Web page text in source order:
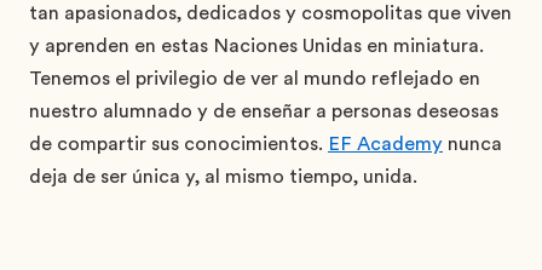
tan apasionados, dedicados y cosmopolitas que viven
y aprenden en estas Naciones Unidas en miniatura.
Tenemos el privilegio de ver al mundo reflejado en
nuestro alumnado y de enseñar a personas deseosas
de compartir sus conocimientos. EF Academy nunca
deja de ser única y, al mismo tiempo, unida.